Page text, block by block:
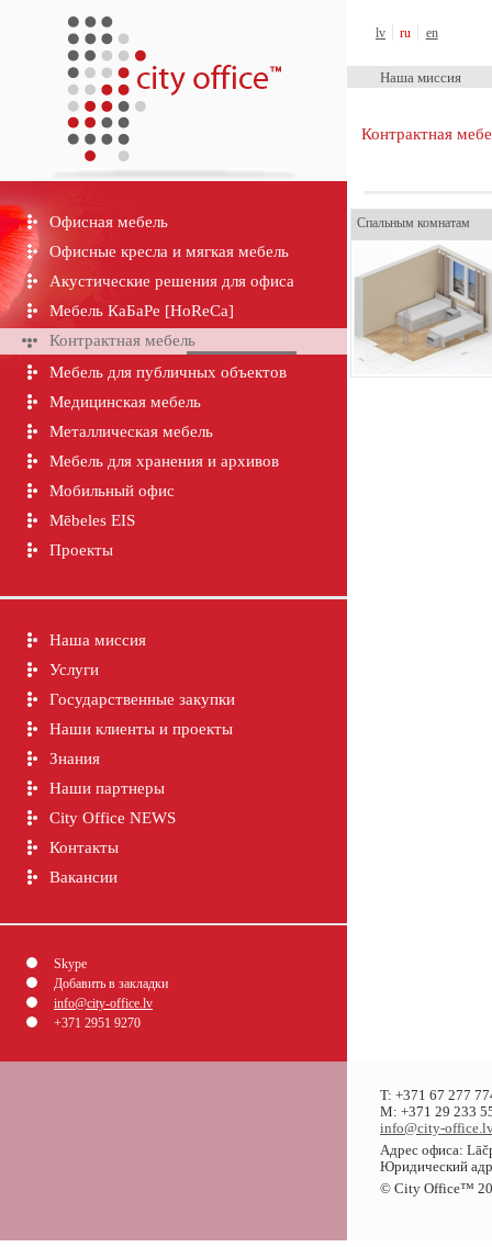
lv ru en
Наша миссия
Контрактная
Офисная мебель
Офисные кресла и мягкая мебель
Акустические решения для офиса
Мебель КаБаРе [HoReCa]
Контрактная мебель
Мебель для публичных объектов
Медицинская мебель
Металлическая мебель
Мебель для хранения и архивов
Мобильный офис
Mēbeles EIS
Проекты
Наша миссия
Услуги
Государственные закупки
Наши клиенты и проекты
Знания
Наши партнеры
City Office NEWS
Контакты
Вакансии
Skype
Добавить в закладки
info@city-office.lv
+371 2951 9270
Спальным комнатам
T: +371 67 277
M: +371 29 233
info@city-office.lv
Адрес офиса:
Юридический
© City Office™